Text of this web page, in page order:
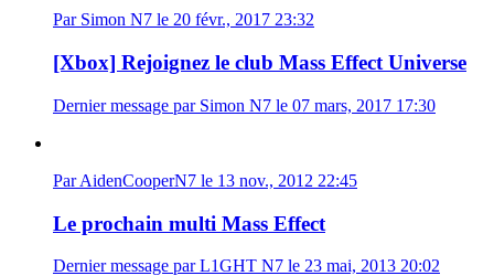
Par Simon N7 le 20 févr., 2017 23:32
[Xbox] Rejoignez le club Mass Effect Universe
Dernier message par Simon N7 le 07 mars, 2017 17:30
Par AidenCooperN7 le 13 nov., 2012 22:45
Le prochain multi Mass Effect
Dernier message par L1GHT N7 le 23 mai, 2013 20:02